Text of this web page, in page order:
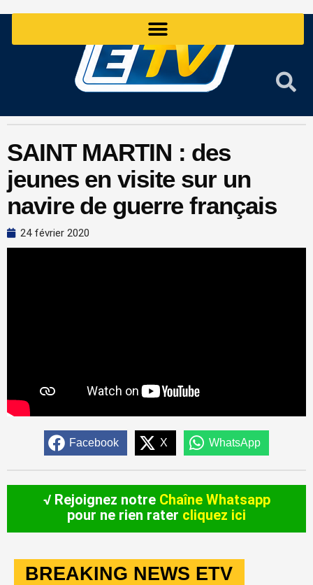
SAINT MARTIN : des
jeunes en visite sur un
navire de guerre français
24 février 2020
Facebook X WhatsApp
√ Rejoignez notre Chaîne Whatsapp
pour ne rien rater cliquez ici
BREAKING NEWS ETV